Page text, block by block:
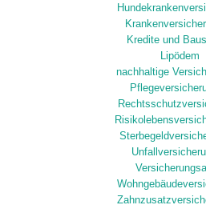
Kredite und
Lipödem
nachhaltige